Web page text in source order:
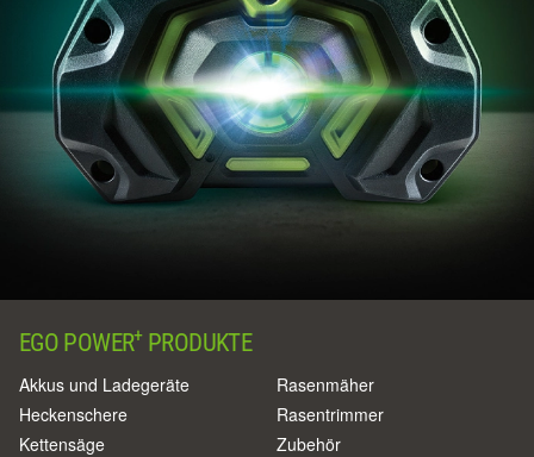
EGO POWER+PRODUKTE
Akkus und Ladegeräte
Heckenschere
Kettensäge
Rasenmäher
Rasentrimmer
Zubehör